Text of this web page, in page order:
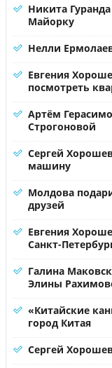
Никита
Майорку
Нелли
Евгения
посмотреть
Артём
Строгоновой
Сергей
машину
Молдова
друзей
Евгения
Санкт-
Галина
Элины
«Китайские
город Китая
Сергей